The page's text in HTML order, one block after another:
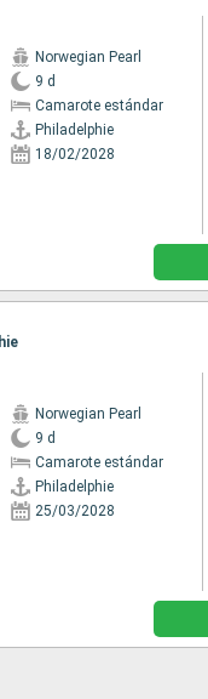
Norwegian Pearl
9 d
Camarote estándar
Philadelphie
18/02/2028
Norwegian Pearl
9 d
Camarote estándar
Philadelphie
25/03/2028